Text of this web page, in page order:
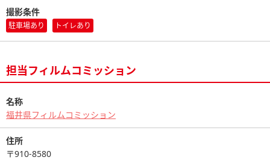
撮影条件
駐車場あり トイレあり
担当フィルムコミッション
名称
福井県フィルムコミッション
住所
〒910-8580